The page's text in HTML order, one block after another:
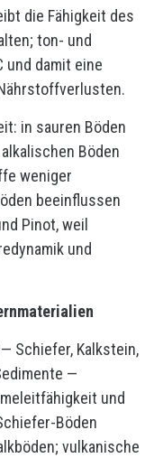
die Fähigkeit des
ton- und
und damit eine
in sauren Böden
Böden
weniger
beeinflussen
Pinot, weil
und
Schiefer, Kalkstein,
—
und
Böden
vulkanische